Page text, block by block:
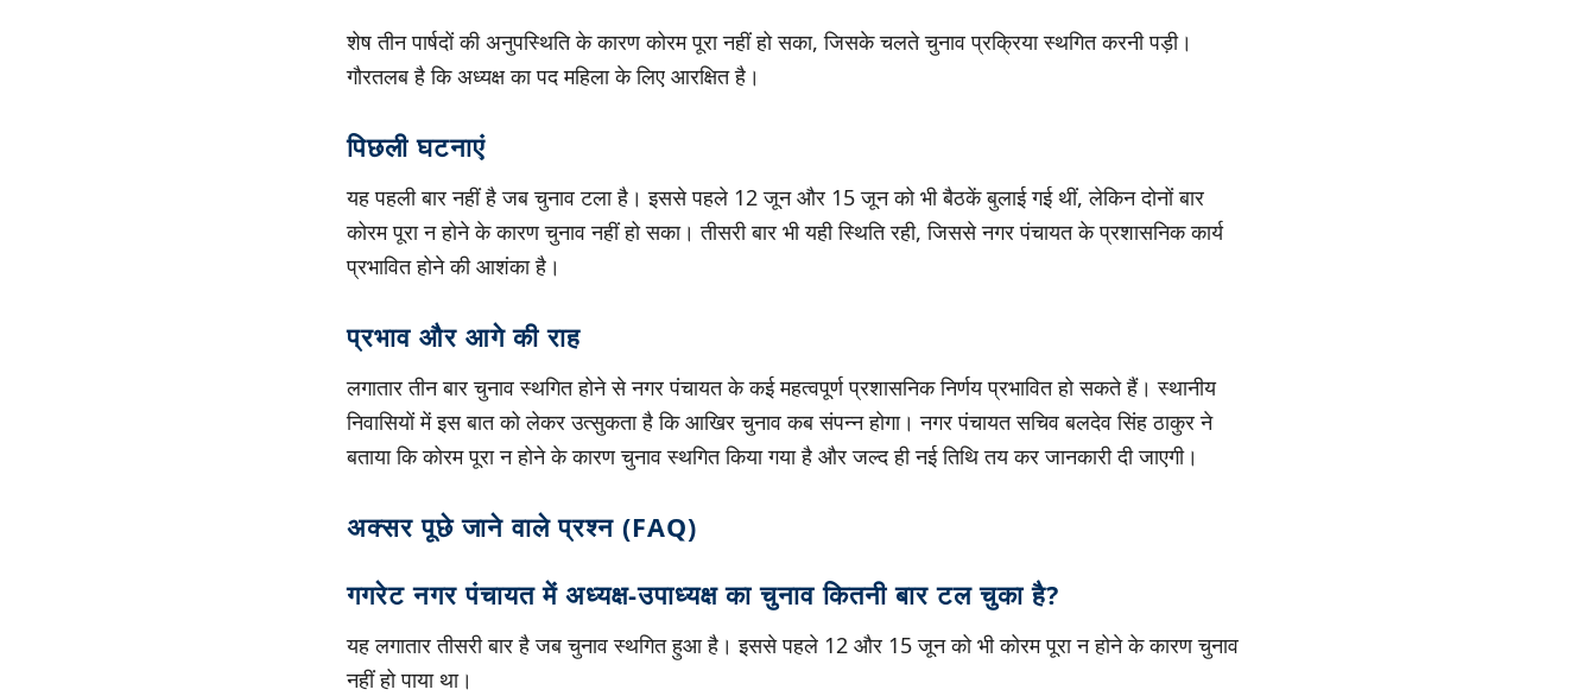
शेष तीन पार्षदों की अनुपस्थिति के कारण कोरम पूरा नहीं हो सका, जिसके चलते चुनाव प्रक्रिया स्थगित करनी पड़ी।
गौरतलब है कि अध्यक्ष का पद महिला के लिए आरक्षित है।
पिछली घटनाएं
यह पहली बार नहीं है जब चुनाव टला है। इससे पहले 12 जून और 15 जून को भी बैठकें बुलाई गई थीं, लेकिन दोनों बार
कोरम पूरा न होने के कारण चुनाव नहीं हो सका। तीसरी बार भी यही स्थिति रही, जिससे नगर पंचायत के प्रशासनिक कार्य
प्रभावित होने की आशंका है।
प्रभाव और आगे की राह
लगातार तीन बार चुनाव स्थगित होने से नगर पंचायत के कई महत्वपूर्ण प्रशासनिक निर्णय प्रभावित हो सकते हैं। स्थानीय
निवासियों में इस बात को लेकर उत्सुकता है कि आखिर चुनाव कब संपन्न होगा। नगर पंचायत सचिव बलदेव सिंह ठाकुर ने
बताया कि कोरम पूरा न होने के कारण चुनाव स्थगित किया गया है और जल्द ही नई तिथि तय कर जानकारी दी जाएगी।
अक्सर पूछे जाने वाले प्रश्न (FAQ)
गगरेट नगर पंचायत में अध्यक्ष-उपाध्यक्ष का चुनाव कितनी बार टल चुका है?
यह लगातार तीसरी बार है जब चुनाव स्थगित हुआ है। इससे पहले 12 और 15 जून को भी कोरम पूरा न होने के कारण चुनाव
नहीं हो पाया था।